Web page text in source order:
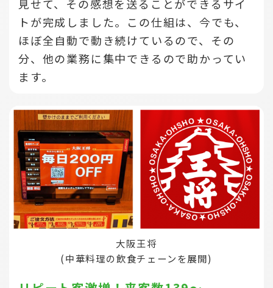
見せて、その感想を送ることができるサイ
トが完成しました。この仕組は、今でも、
ほぼ全自動で動き続けているので、その
分、他の業務に集中できるので助かってい
ます。
大阪王将
(中華料理の飲食チェーンを展開)